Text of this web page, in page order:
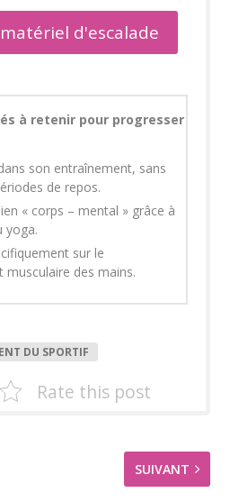
d'escalade
à retenir pour progresser
son entraînement, sans
de repos.
« corps – mental » grâce à
yoga.
sur le
musculaire des mains.
DU SPORTIF
Rate this post
SUIVANT